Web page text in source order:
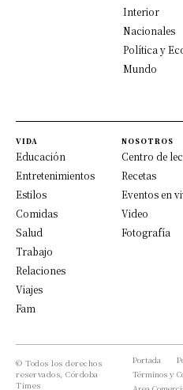
Interior
Nacionales
Política y
Mundo
VIDA
Educación
Entretenimientos
Estilos
Comidas
Salud
Trabajo
Relaciones
Viajes
Fam
NOSOTROS
Centro de
Recetas
Eventos en
Video
Fotografía
© Todos los derechos
reservados, Córdoba
Times
Portada
Términos y